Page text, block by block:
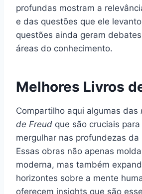
profundas mostram a
e das questões que ele
questões ainda geram
áreas do conhecimento.
Melhores Livros
Compartilho aqui algumas das
de Freud que são cruciais
mergulhar nas profundezas da
Essas obras não apenas
moderna, mas também
horizontes sobre a mente
oferecem insights que são